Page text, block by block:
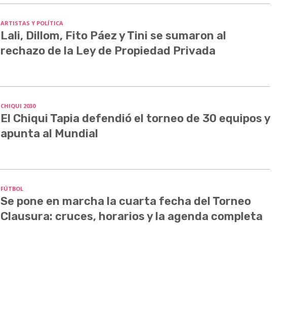
ARTISTAS Y POLÍTICA
Lali, Dillom, Fito Páez y Tini se sumaron al
rechazo de la Ley de Propiedad Privada
CHIQUI 2030
El Chiqui Tapia defendió el torneo de 30 equipos y
apunta al Mundial
FÚTBOL
Se pone en marcha la cuarta fecha del Torneo
Clausura: cruces, horarios y la agenda completa